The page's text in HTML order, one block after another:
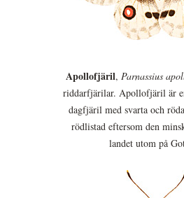
Apollofjäril, Parnassius
riddarfjärilar. Apollofjäril är
dagfjäril med svarta och
rödlistad eftersom den
landet utom på